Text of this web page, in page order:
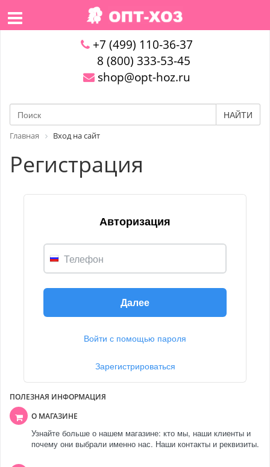
+7 (499) 110-36-37
8 (800) 333-53-45
shop@opt-hoz.ru
НАЙТИ
Главная Вход на сайт
Регистрация
Авторизация
Телефон
Далее
Войти с помощью пароля
Зарегистрироваться
ПОЛЕЗНАЯ ИНФОРМАЦИЯ
О МАГАЗИНЕ
Узнайте больше о нашем магазине: кто мы, наши клиенты и
почему они выбрали именно нас. Наши контакты и реквизиты.